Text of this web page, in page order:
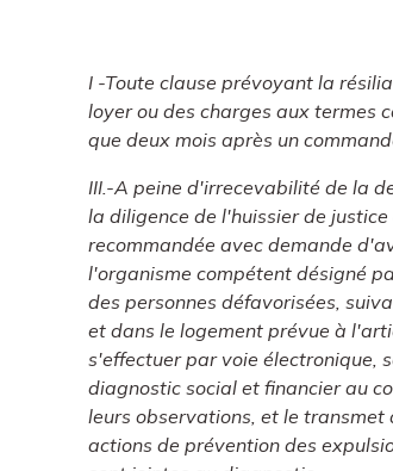
I -Toute clause prévoyant la
loyer ou des charges aux termes
que deux mois après un
III.-A peine d'irrecevabilité de la
la diligence de l'huissier de
recommandée avec demande
l'organisme compétent désigné
des personnes défavorisées,
et dans le logement prévue à
s'effectuer par voie électronique,
diagnostic social et financier au
leurs observations, et le
actions de prévention des